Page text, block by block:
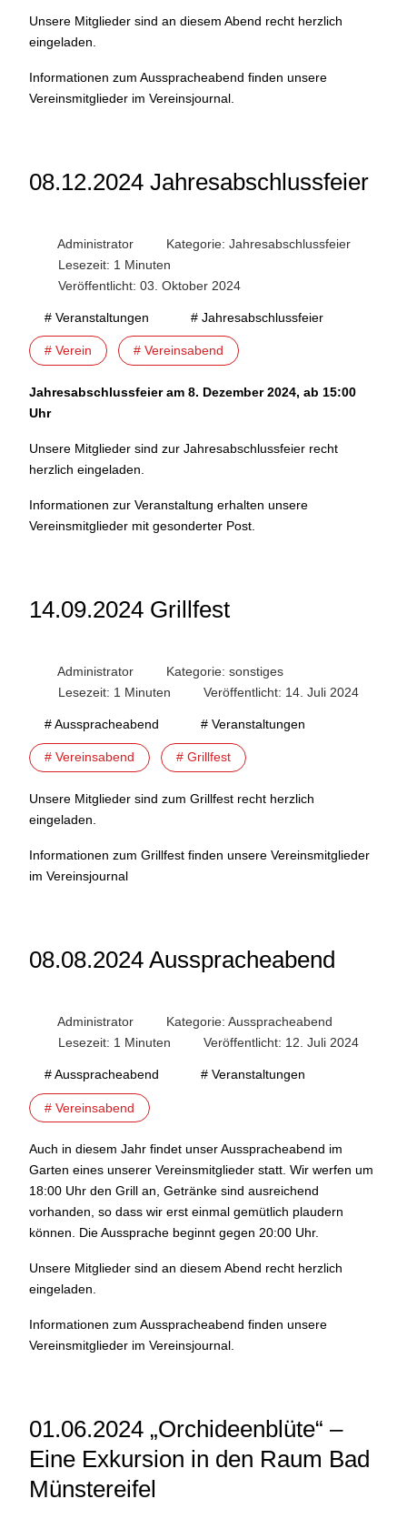
Unsere Mitglieder sind an diesem Abend recht herzlich
eingeladen.
Informationen zum Ausspracheabend finden unsere
Vereinsmitglieder im Vereinsjournal.
08.12.2024 Jahresabschlussfeier
Administrator Kategorie: Jahresabschlussfeier
Lesezeit: 1 Minuten
Veröffentlicht: 03. Oktober 2024
# Veranstaltungen # Jahresabschlussfeier
# Verein # Vereinsabend
Jahresabschlussfeier am 8. Dezember 2024, ab 15:00
Uhr
Unsere Mitglieder sind zur Jahresabschlussfeier recht
herzlich eingeladen.
Informationen zur Veranstaltung erhalten unsere
Vereinsmitglieder mit gesonderter Post.
14.09.2024 Grillfest
Administrator Kategorie: sonstiges
Lesezeit: 1 Minuten
Veröffentlicht: 14. Juli 2024
# Ausspracheabend # Veranstaltungen
# Vereinsabend # Grillfest
Unsere Mitglieder sind zum Grillfest recht herzlich
eingeladen.
Informationen zum Grillfest finden unsere Vereinsmitglieder
im Vereinsjournal
08.08.2024 Ausspracheabend
Administrator Kategorie: Ausspracheabend
Lesezeit: 1 Minuten
Veröffentlicht: 12. Juli 2024
# Ausspracheabend # Veranstaltungen
# Vereinsabend
Auch in diesem Jahr findet unser Ausspracheabend im
Garten eines unserer Vereinsmitglieder statt. Wir werfen um
18:00 Uhr den Grill an, Getränke sind ausreichend
vorhanden, so dass wir erst einmal gemütlich plaudern
können. Die Aussprache beginnt gegen 20:00 Uhr.
Unsere Mitglieder sind an diesem Abend recht herzlich
eingeladen.
Informationen zum Ausspracheabend finden unsere
Vereinsmitglieder im Vereinsjournal.
01.06.2024 „Orchideenblüte“ –
Eine Exkursion in den Raum Bad
Münstereifel